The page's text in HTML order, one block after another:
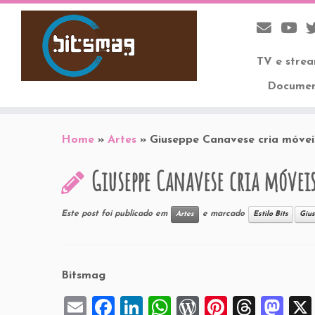
TV e
Home » Artes » Giuseppe Canavese cria
Giuseppe Canavese cria
Este post foi publicado em Artes e marcado Estilo Bits
Bitsmag
E
F
Li
W W
Pi
T
M